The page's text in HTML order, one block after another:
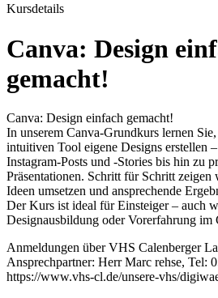
Kursdetails
Canva: Design
gemacht!
Canva: Design einfach gemacht!
In unserem Canva-Grundkurs lernen
intuitiven Tool eigene Designs erstellen
Instagram-Posts und -Stories bis hin zu
Präsentationen. Schritt für Schritt
Ideen umsetzen und ansprechende
Der Kurs ist ideal für Einsteiger – auch
Designausbildung oder Vorerfahrung im
Anmeldungen über VHS Calenberger
Ansprechpartner: Herr Marc rehse, Tel:
https://www.vhs-cl.de/unsere-vhs/